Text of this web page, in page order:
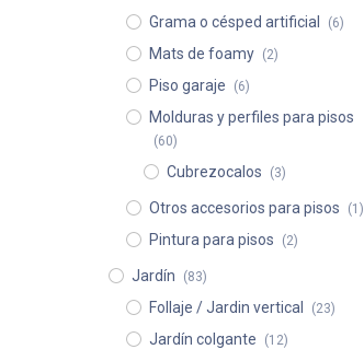
Grama o césped artificial (6)
Mats de foamy (2)
Piso garaje (6)
Molduras y perfiles para pisos
(60)
Cubrezocalos (3)
Otros accesorios para pisos (1)
Pintura para pisos (2)
Jardín (83)
Follaje / Jardin vertical (23)
Jardín colgante (12)